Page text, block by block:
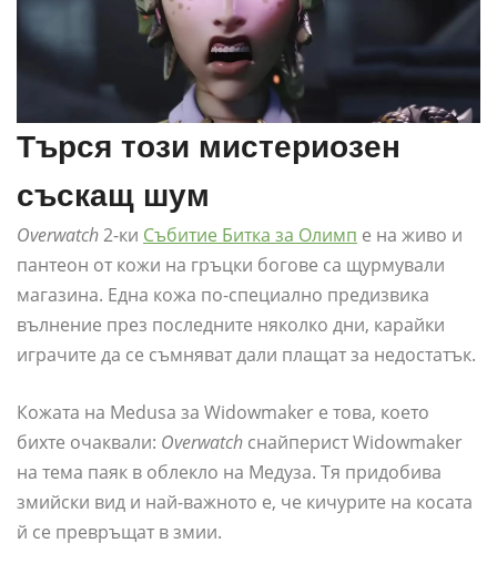
Търся този мистериозен
съскащ шум
Overwatch2-ки Събитие Битка за Олимп е на живо и
пантеон от кожи на гръцки богове са щурмували
магазина. Една кожа по-специално предизвика
вълнение през последните няколко дни, карайки
играчите да се съмняват дали плащат за недостатък.
Кожата на Medusa за Widowmaker е това, което
бихте очаквали: Overwatch снайперист Widowmaker
на тема паяк в облекло на Медуза. Тя придобива
змийски вид и най-важното е, че кичурите на косата
й се превръщат в змии.